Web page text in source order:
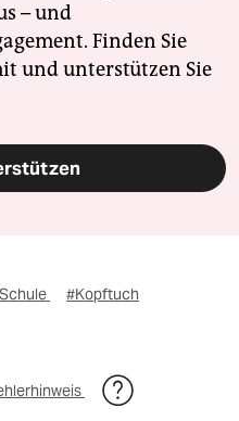
– und
Finden Sie
und unterstützen Sie
#Kopftuch